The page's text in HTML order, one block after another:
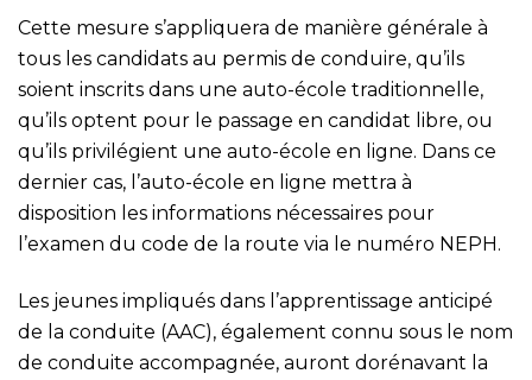
Cette mesure s’appliquera de manière générale à
tous les candidats au permis de conduire, qu’ils
soient inscrits dans une auto-école traditionnelle,
qu’ils optent pour le passage en candidat libre, ou
qu’ils privilégient une auto-école en ligne. Dans ce
dernier cas, l’auto-école en ligne mettra à
disposition les informations nécessaires pour
l’examen du code de la route via le numéro NEPH.
Les jeunes impliqués dans l’apprentissage anticipé
de la conduite (AAC), également connu sous le nom
de conduite accompagnée, auront dorénavant la